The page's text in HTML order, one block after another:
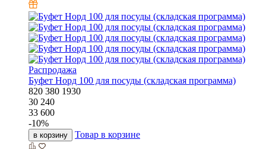
Распродажа
Буфет Норд 100 для посуды (складская программа)
820 380 1930
30 240
33 600
-10%
в корзину Товар в корзине